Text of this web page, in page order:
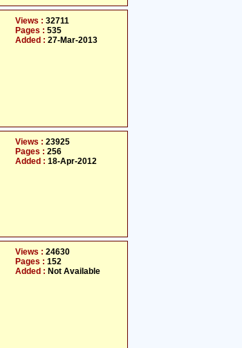
Views : 32711
Pages : 535
Added : 27-Mar-2013
Views : 23925
Pages : 256
Added : 18-Apr-2012
Views : 24630
Pages : 152
Added : Not Available